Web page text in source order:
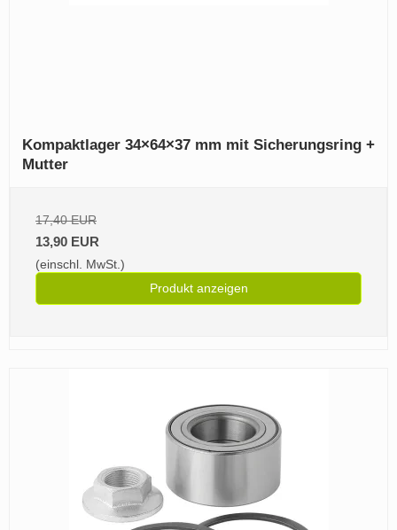
Kompaktlager 34×64×37 mm mit Sicherungsring +
Mutter
17,40 EUR
13,90 EUR
(einschl. MwSt.)
Produkt anzeigen